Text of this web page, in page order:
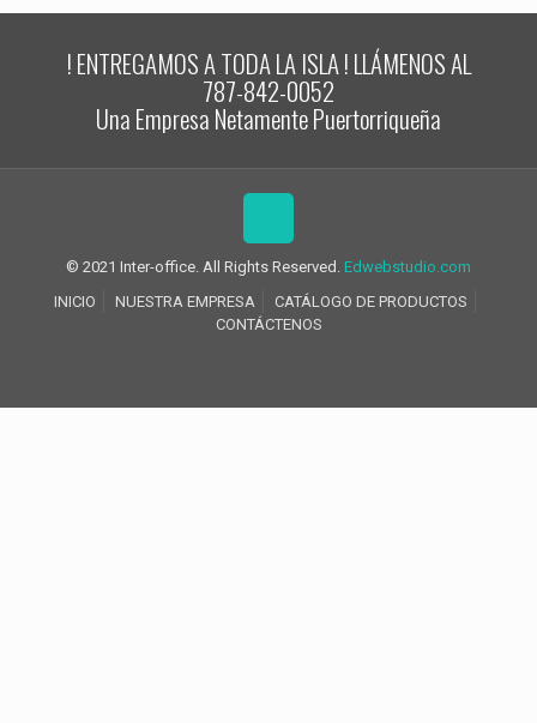
! ENTREGAMOS A TODA LA ISLA ! LLÁMENOS AL
787-842-0052
Una Empresa Netamente Puertorriqueña
© 2021 Inter-office. All Rights Reserved. Edwebstudio.com
INICIO
NUESTRA EMPRESA
CATÁLOGO DE PRODUCTOS
CONTÁCTENOS